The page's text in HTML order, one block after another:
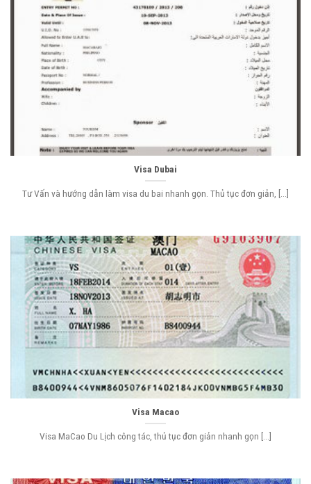
Visa Dubai
Tư Vấn và hướng dẫn làm visa du bai nhanh gọn. Thủ tục đơn giản, [...]
Visa Macao
Visa MaCao Du Lịch công tác, thủ tục đơn giản nhanh gọn [...]